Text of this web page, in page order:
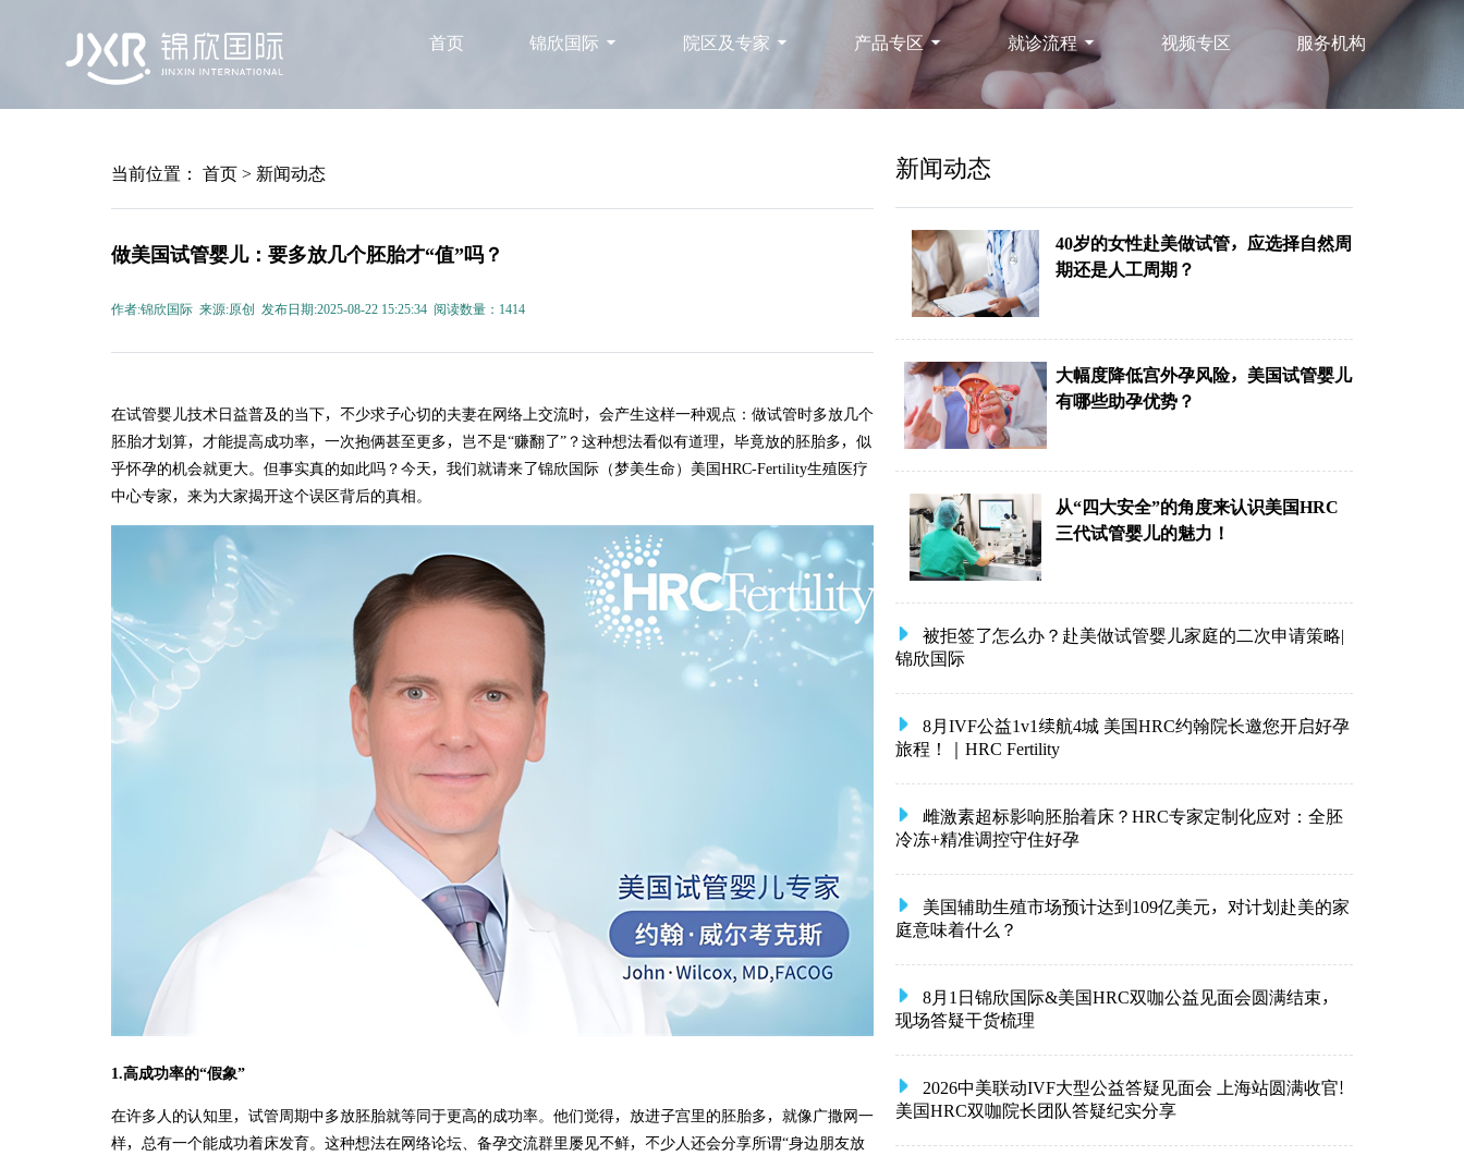
首页 锦欣国际 院区及专家 产品专区 就诊流程 视频专区 服务机构
当前位置： 首页 > 新闻动态
做美国试管婴儿：要多放几个胚胎才“值”吗？
作者:锦欣国际 来源:原创 发布日期:2025-08-22 15:25:34 阅读数量：1414
在试管婴儿技术日益普及的当下，不少求子心切的夫妻在网络上交流时，会产生这样一种观点：做试管时多放几个
胚胎才划算，才能提高成功率，一次抱俩甚至更多，岂不是“赚翻了”？这种想法看似有道理，毕竟放的胚胎多，似
乎怀孕的机会就更大。但事实真的如此吗？今天，我们就请来了锦欣国际（梦美生命）美国HRC-Fertility生殖医疗
中心专家，来为大家揭开这个误区背后的真相。
1.高成功率的“假象”
在许多人的认知里，试管周期中多放胚胎就等同于更高的成功率。他们觉得，放进子宫里的胚胎多，就像广撒网一
样，总有一个能成功着床发育。这种想法在网络论坛、备孕交流群里屡见不鲜，不少人还会分享所谓“身边朋友放
新闻动态
40岁的女性赴美做试管，应选择自然周
期还是人工周期？
大幅度降低宫外孕风险，美国试管婴儿
有哪些助孕优势？
从“四大安全”的角度来认识美国HRC
三代试管婴儿的魅力！
被拒签了怎么办？赴美做试管婴儿家庭的二次申请策略|
锦欣国际
8月IVF公益1v1续航4城 美国HRC约翰院长邀您开启好孕
旅程！｜HRC Fertility
雌激素超标影响胚胎着床？HRC专家定制化应对：全胚
冷冻+精准调控守住好孕
美国辅助生殖市场预计达到109亿美元，对计划赴美的家
庭意味着什么？
8月1日锦欣国际&美国HRC双咖公益见面会圆满结束，
现场答疑干货梳理
2026中美联动IVF大型公益答疑见面会 上海站圆满收官!
美国HRC双咖院长团队答疑纪实分享